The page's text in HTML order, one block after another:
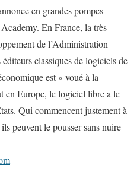
en grandes pompes
En France, la très
de l’Administration
classiques de logiciels de
est « voué à la
en Europe, le logiciel libre a le
Qui commencent justement à
peuvent le pousser sans nuire